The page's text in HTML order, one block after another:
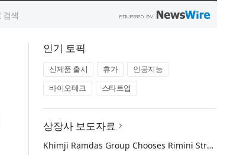
인기 토픽
신제품 출시 휴가
인공지능
바이오테크
스타트업
상장사 보도자료
Khimji Ramdas Group Chooses Rimini Street to Reduce SAP Support Costs, Protect 700+ Customizations and Reinvest Savings in Innovation